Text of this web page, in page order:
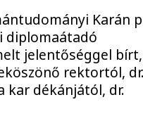
Karán
jelentőséggel bírt,
rektortól,
kar dékánjától, dr.